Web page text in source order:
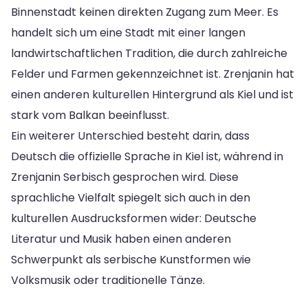
Binnenstadt keinen direkten Zugang zum Meer. Es
handelt sich um eine Stadt mit einer langen
landwirtschaftlichen Tradition, die durch zahlreiche
Felder und Farmen gekennzeichnet ist. Zrenjanin hat
einen anderen kulturellen Hintergrund als Kiel und ist
stark vom Balkan beeinflusst.
Ein weiterer Unterschied besteht darin, dass
Deutsch die offizielle Sprache in Kiel ist, während in
Zrenjanin Serbisch gesprochen wird. Diese
sprachliche Vielfalt spiegelt sich auch in den
kulturellen Ausdrucksformen wider: Deutsche
Literatur und Musik haben einen anderen
Schwerpunkt als serbische Kunstformen wie
Volksmusik oder traditionelle Tänze.